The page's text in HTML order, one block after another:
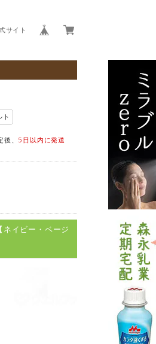
サイト
ト
、 5日以内に発送
イビー・ベージ